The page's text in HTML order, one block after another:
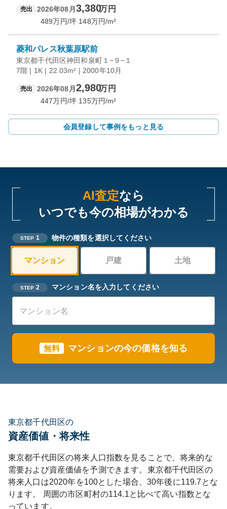
売出 2026年08月 3,380万円
489万円/坪 148万円/m²
菱和パレス秋葉原駅前
東京都千代田区神田和泉町１−９−１
7階 | 1K | 22.03m² | 2000年10月
売出 2026年08月 2,980万円
447万円/坪 135万円/m²
会員登録して事例をもっと見る
AI査定なら
いつでも今の相場がわかる
STEP 1 物件の種類を選択してください
マンション 戸建 土地
STEP 2 マンション名を入力してください
無料 マンションの今の価格を知る
東京都千代田区の
資産価値・将来性
東京都千代田区の将来人口指数を見ることで、将来的な
需要および資産価値を予測できます。 東京都千代田区の
将来人口は2020年を100とした場合、30年後に119.7 とな
ります。
周囲の市区町村の114.1と比べて高い指数とな
っています。